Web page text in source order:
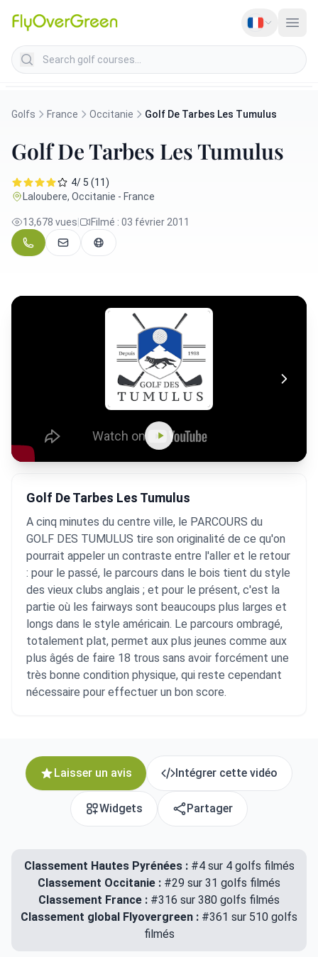
Search golf courses
Golfs France Occitanie Golf De Tarbes Les Tumulus
Golf De Tarbes Les Tumulus
4/ 5 (11)
Laloubere, Occitanie - France
13,678 vues Filmé : 03 février 2011
Golf De Tarbes Les Tumulus
A cinq minutes du centre ville, le PARCOURS du
GOLF DES TUMULUS tire son originalité de ce qu'on
pourrait appeler un contraste entre l'aller et le retour
: pour le passé, le parcours dans le bois tient du style
des vieux clubs anglais ; et pour le présent, c'est la
partie où les fairways sont beaucoups plus larges et
longs dans le style américain. Le parcours ombragé,
totalement plat, permet aux plus jeunes comme aux
plus âgés de faire 18 trous sans avoir forcément une
très bonne condition physique, qui reste cependant
nécessaire pour effectuer un bon score.
Laisser un avis Intégrer cette vidéo
Widgets Partager
Classement Hautes Pyrénées :#4 sur 4 golfs filmés
Classement Occitanie : #29 sur 31 golfs filmés
Classement France : #316 sur 380 golfs filmés
Classement global Flyovergreen : #361 sur 510 golfs
filmés